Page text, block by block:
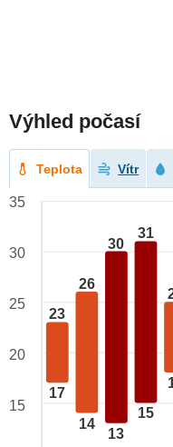
Výhled počasí
Teplota Vítr
23
17
26
14
30
13
31
15
35
30
25
20
15